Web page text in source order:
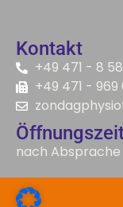
Kontakt
+49 471 - 8
+49 471 -
nach